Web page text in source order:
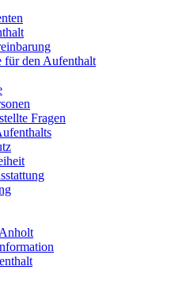
für den Aufenthalt
Fragen